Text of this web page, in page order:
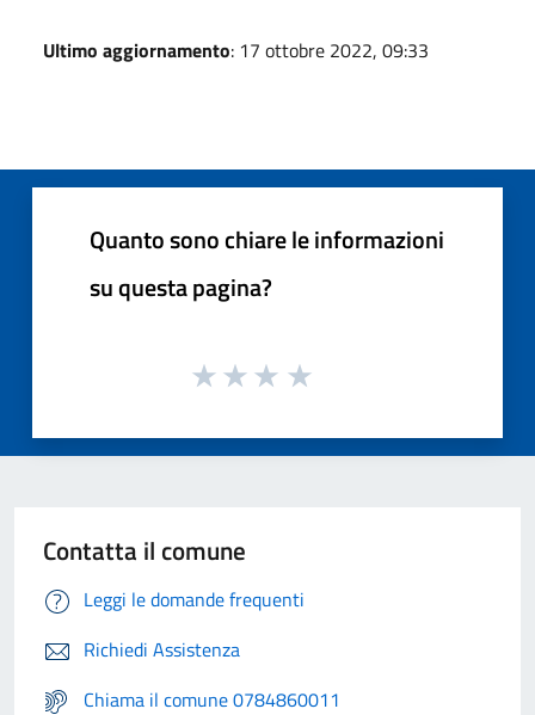
Ultimo aggiornamento: 17 ottobre 2022, 09:33
Quanto sono chiare le informazioni
su questa pagina?
Contatta il comune
Leggi le domande frequenti
Richiedi Assistenza
Chiama il comune 0784860011